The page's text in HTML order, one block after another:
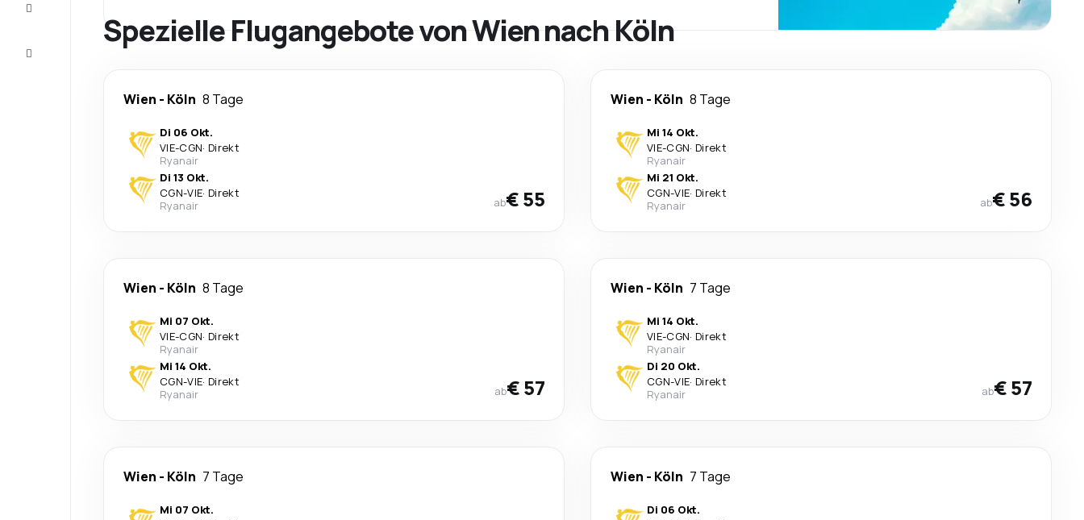
Spezielle Flugangebote von Wien nach Köln
Wien - Köln 8 Tage
Di 06 Okt.
VIE-CGN· Direkt
Ryanair
Di 13 Okt.
CGN-VIE· Direkt
Ryanair
ab€ 55
Wien - Köln 8 Tage
Mi 14 Okt.
VIE-CGN· Direkt
Ryanair
Mi 21 Okt.
CGN-VIE· Direkt
Ryanair
ab€ 56
Wien - Köln 8 Tage
Mi 07 Okt.
VIE-CGN· Direkt
Ryanair
Mi 14 Okt.
CGN-VIE· Direkt
Ryanair
ab€ 57
Wien - Köln 7 Tage
Mi 14 Okt.
VIE-CGN· Direkt
Ryanair
Di 20 Okt.
CGN-VIE· Direkt
Ryanair
ab€ 57
Wien - Köln 7 Tage
Mi 07 Okt.
Wien - Köln 7 Tage
Di 06 Okt.